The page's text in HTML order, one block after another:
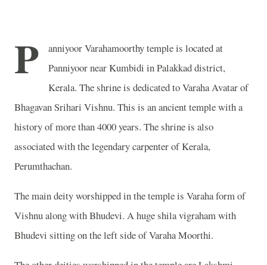
P
anniyoor Varahamoorthy temple is located at
Panniyoor near Kumbidi in Palakkad district,
Kerala. The shrine is dedicated to Varaha Avatar of
Bhagavan Srihari Vishnu. This is an ancient temple with a
history of more than 4000 years. The shrine is also
associated with the legendary carpenter of Kerala,
Perumthachan.
The main deity worshipped in the temple is Varaha form of
Vishnu along with Bhudevi. A huge shila vigraham with
Bhudevi sitting on the left side of Varaha Moorthi.